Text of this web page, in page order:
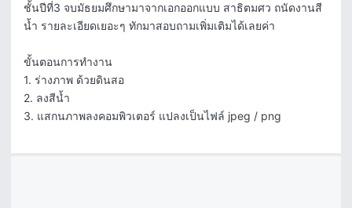
ชั้นปีที่3 จบมัธยมศึกษามาจากเอกออกแบบ สาธิตมศว ถนัดงานสี
น้ำ รายละเอียดเยอะๆ ทักมาสอบถามเพิ่มเติมได้เลยค่า
ขั้นตอนการทำงาน
1. ร่างภาพ ด้วยดินสอ
2. ลงสีน้ำ
3. แสกนภาพลงคอมพิวเตอร์ แปลงเป็นไฟล์ jpeg / png